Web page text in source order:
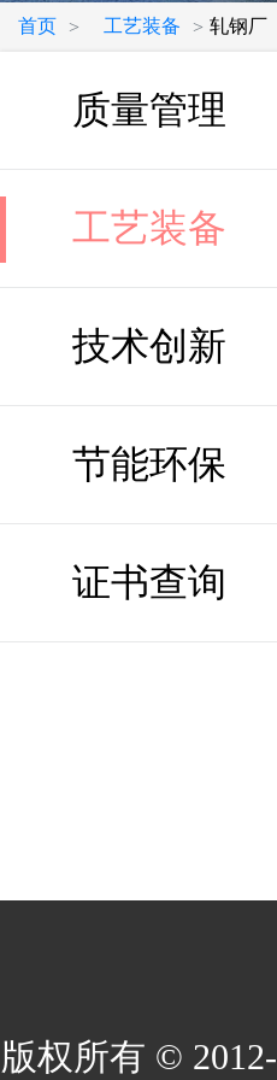
首页 > 工艺装备 > 轧钢厂
质量管理
工艺装备
技术创新
节能环保
证书查询
版权所有 ©